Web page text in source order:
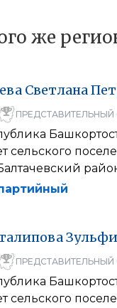
же
Светлана
ПРЕДСТАВИТЕЛЬНЫЙ
сельского
ПРЕДСТАВИТЕЛЬНЫЙ
сельского